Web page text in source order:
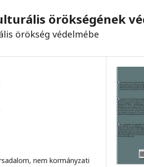
örökségének
örökség védelmébe
nem kormányzati